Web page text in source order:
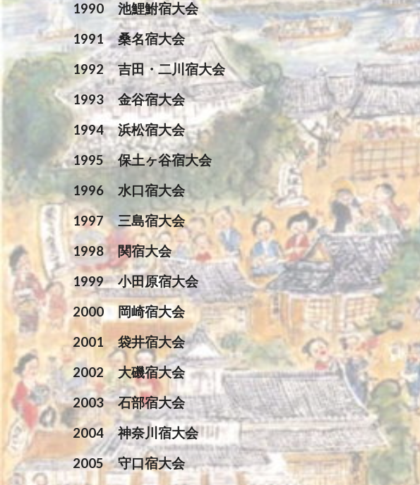
1990
池鯉鮒宿大会
1991
桑名宿大会
1992
吉田・二川宿大会
1993
金谷宿大会
1994
浜松宿大会
1995
保土ヶ谷宿大会
1996
水口宿大会
1997
三島宿大会
1998
関宿大会
1999
小田原宿大会
2000
岡崎宿大会
2001
袋井宿大会
2002
大磯宿大会
2003
石部宿大会
2004
神奈川宿大会
2005
守口宿大会